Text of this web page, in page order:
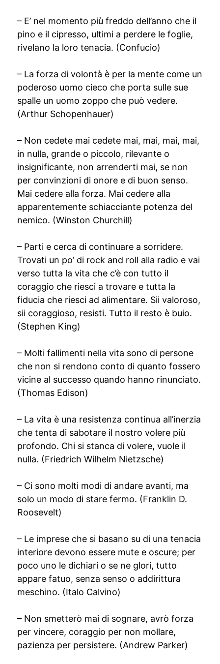
– E’ nel momento più freddo dell’anno che il
pino e il cipresso, ultimi a perdere le foglie,
rivelano la loro tenacia. (Confucio)
– La forza di volontà è per la mente come un
poderoso uomo cieco che porta sulle sue
spalle un uomo zoppo che può vedere.
(Arthur Schopenhauer)
– Non cedete mai cedete mai, mai, mai, mai,
in nulla, grande o piccolo, rilevante o
insignificante, non arrenderti mai, se non
per convinzioni di onore e di buon senso.
Mai cedere alla forza. Mai cedere alla
apparentemente schiacciante potenza del
nemico. (Winston Churchill)
– Parti e cerca di continuare a sorridere.
Trovati un po’ di rock and roll alla radio e vai
verso tutta la vita che c’è con tutto il
coraggio che riesci a trovare e tutta la
fiducia che riesci ad alimentare. Sii valoroso,
sii coraggioso, resisti. Tutto il resto è buio.
(Stephen King)
– Molti fallimenti nella vita sono di persone
che non si rendono conto di quanto fossero
vicine al successo quando hanno rinunciato.
(Thomas Edison)
– La vita è una resistenza continua all’inerzia
che tenta di sabotare il nostro volere più
profondo. Chi si stanca di volere, vuole il
nulla. (Friedrich Wilhelm Nietzsche)
– Ci sono molti modi di andare avanti, ma
solo un modo di stare fermo. (Franklin D.
Roosevelt)
– Le imprese che si basano su di una tenacia
interiore devono essere mute e oscure; per
poco uno le dichiari o se ne glori, tutto
appare fatuo, senza senso o addirittura
meschino. (Italo Calvino)
– Non smetterò mai di sognare, avrò forza
per vincere, coraggio per non mollare,
pazienza per persistere. (Andrew Parker)